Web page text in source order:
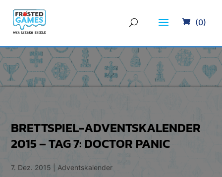
(0)
BRETTSPIEL-ADVENTSKALENDER
2015 – TAG 7: DOCTOR PANIC
7. Dez. 2015 Adventskalender